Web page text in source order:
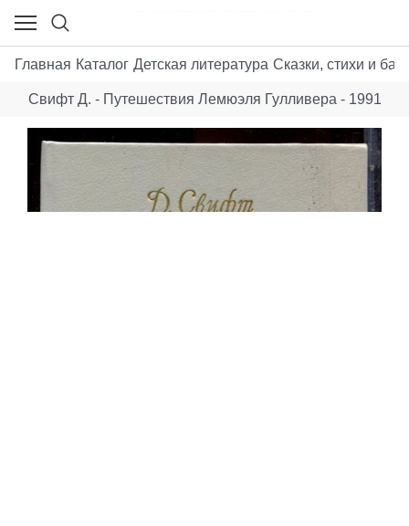
Главная Каталог Детская литература Сказки, стихи и
Свифт Д. - Путешествия Лемюэля Гулливера - 1991